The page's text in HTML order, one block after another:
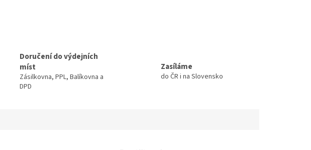
Doručení do výdejních
míst
Zásilkovna, PPL, Balíkovna a
DPD
Zasíláme
do ČR i na Slovensko